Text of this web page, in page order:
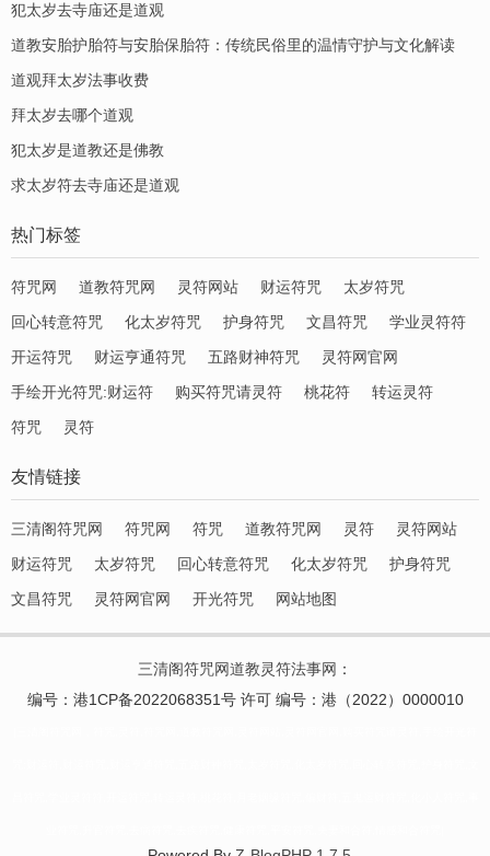
犯太岁去寺庙还是道观
道教安胎护胎符与安胎保胎符：传统民俗里的温情守护与文化解读
道观拜太岁法事收费
拜太岁去哪个道观
犯太岁是道教还是佛教
求太岁符去寺庙还是道观
热门标签
符咒网 道教符咒网 灵符网站 财运符咒
太岁符咒
回心转意符咒
化太岁符咒 护身符咒 文昌符咒
学业灵符符
开运符咒
财运亨通符咒 五路财神符咒
灵符网官网
手绘开光符咒:财运符
购买符咒请灵符 桃花符
转运灵符
符咒
灵符
友情链接
三清阁符咒网 符咒网 符咒 道教符咒网 灵符
灵符网站
财运符咒
太岁符咒 回心转意符咒 化太岁符咒
护身符咒
文昌符咒
灵符网官网 开光符咒 网站地图
三清阁符咒网道教灵符法事网 ：
编号：港1CP备2022068351号 许可 编号：港（2022）0000010